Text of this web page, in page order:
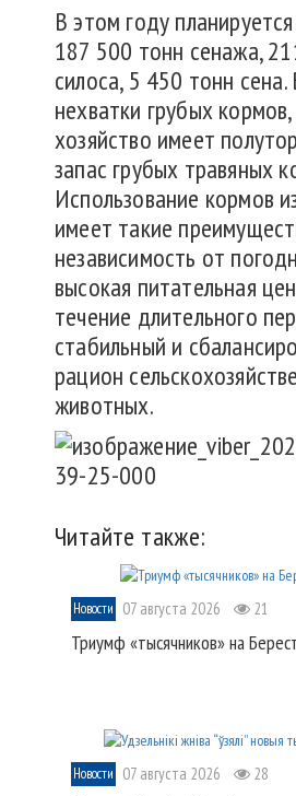
В этом году
187 500 тонн сенажа,
силоса, 5 450 тонн
нехватки грубых
хозяйство имеет
запас грубых травяных
Использование кормов
имеет такие
независимость от
высокая питательная
течение длительного
стабильный и
рацион
животных.
Читайте также:
Новости 07 августа 2026 21
Триумф «тысячников» на
Новости 07 августа 2026 28